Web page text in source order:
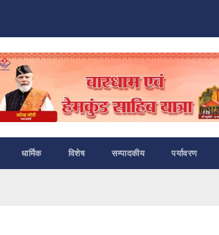
धार्मिक विशेष सम्पादकीय पर्यावरण